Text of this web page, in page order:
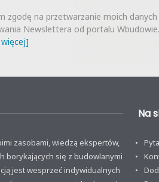
zgodę na przetwarzanie moich
Newslettera od portalu
zasobami, wiedzą ekspertów,
borykających się z budowlanymi
jest wesprzeć indywidualnych
Na